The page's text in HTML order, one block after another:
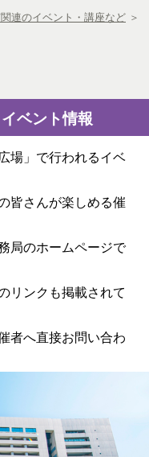
連のイベント・講座など ＞
ベント情報
場」で行われるイベ
皆さんが楽しめる催
局のホームページで
リンクも掲載されて
者へ直接お問い合わ